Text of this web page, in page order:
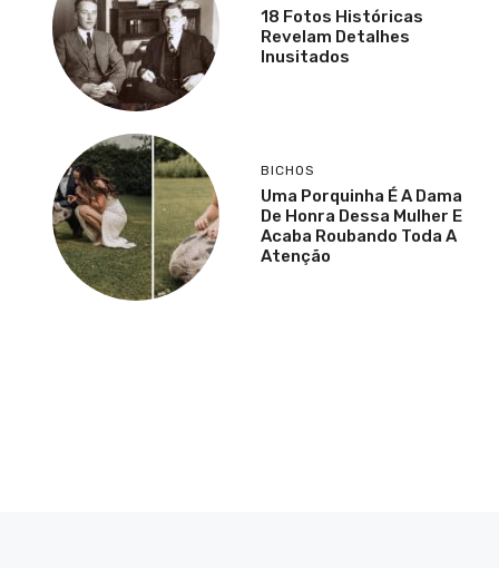
18 Fotos Históricas
Revelam Detalhes
Inusitados
BICHOS
Uma Porquinha É A Dama
De Honra Dessa Mulher E
Acaba Roubando Toda A
Atenção